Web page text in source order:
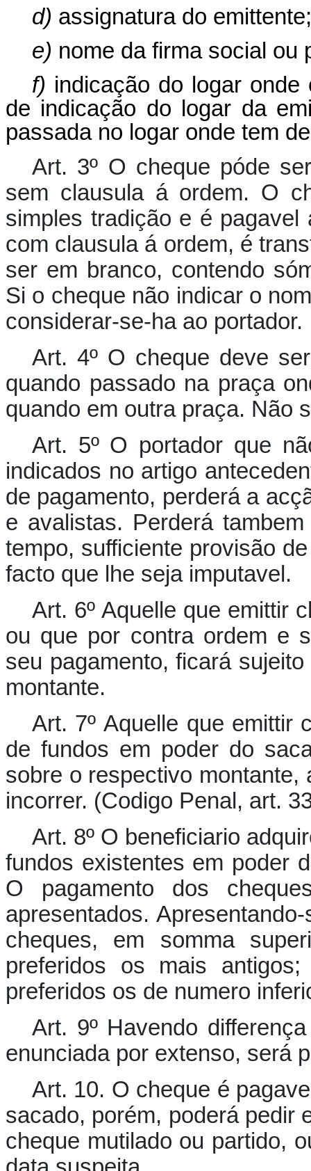
d) assignatura do emittente;
e) nome da firma social ou
f) indicação do logar
de indicação do logar da
passada no logar onde tem
Art. 3º O cheque póde
sem clausula á ordem. O
simples tradição e é pagavel
com clausula á ordem, é
ser em branco, contendo
Si o cheque não indicar o
considerar-se-ha ao portador.
Art. 4º O cheque deve
quando passado na praça
quando em outra praça. Não
Art. 5º O portador que
indicados no artigo
de pagamento, perderá a
e avalistas. Perderá
tempo, sufficiente provisão
facto que lhe seja imputavel.
Art. 6º Aquelle que emittir
ou que por contra ordem e
seu pagamento, ficará
montante.
Art. 7º Aquelle que emittir
de fundos em poder do
sobre o respectivo
incorrer. (Codigo Penal, art.
Art. 8º O beneficiario
fundos existentes em poder
O pagamento dos
apresentados.
cheques, em somma
preferidos os mais
preferidos os de numero
Art. 9º Havendo
enunciada por extenso, será
Art. 10. O cheque é
sacado, porém, poderá pedir
cheque mutilado ou partido,